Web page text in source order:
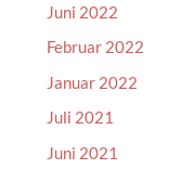
Juni 2022
Februar 2022
Januar 2022
Juli 2021
Juni 2021